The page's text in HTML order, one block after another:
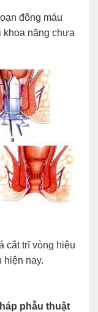
đông máu
khoa nặng chưa
cắt trĩ vòng hiệu
hiện nay.
phẫu thuật